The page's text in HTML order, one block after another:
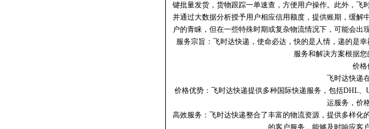
键批量发货，货物跟踪一单速查，方便用户操作。此外，飞
并通过大数据分析授予用户相应信用额度，提供账期，缓解
户的青睐，但在一些特殊时期或复杂物流情况下，可能会
服务宗旨：飞时达快递，使命必达，快的是人情，递的是
服务和解决方案根据
价格
飞时达快递
价格优势：飞时达快递提供多种国际快递服务，包括DHL
运服务，价
高效服务：飞时达快递整合了丰富的物流资源，提供多样
的客户服务，能够及时响应客